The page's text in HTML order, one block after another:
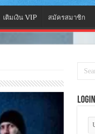
เติมเงิน VIP สมัครสมาชิก
Login